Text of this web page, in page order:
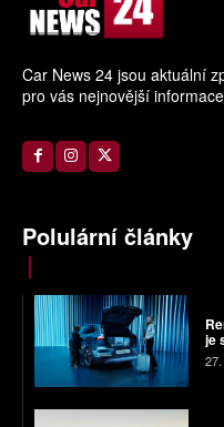
Car News 24 jsou aktuální
pro vás nejnovější
Polulární články
je